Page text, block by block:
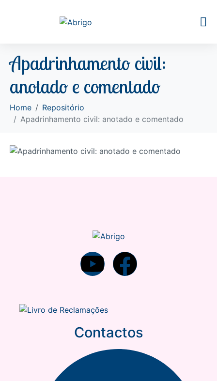
Apadrinhamento civil:
anotado e comentado
Home
Repositório
Apadrinhamento civil: anotado e comentado
Contactos